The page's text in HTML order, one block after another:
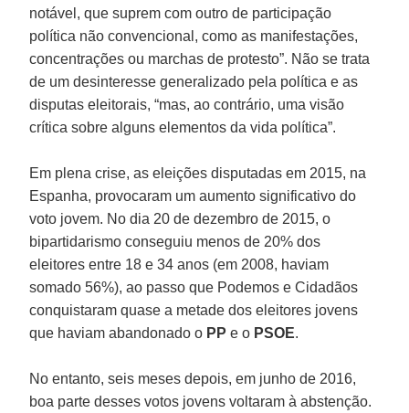
notável, que suprem com outro de participação
política não convencional, como as manifestações,
concentrações ou marchas de protesto”. Não se trata
de um desinteresse generalizado pela política e as
disputas eleitorais, “mas, ao contrário, uma visão
crítica sobre alguns elementos da vida política”.
Em plena crise, as eleições disputadas em 2015, na
Espanha, provocaram um aumento significativo do
voto jovem. No dia 20 de dezembro de 2015, o
bipartidarismo conseguiu menos de 20% dos
eleitores entre 18 e 34 anos (em 2008, haviam
somado 56%), ao passo que Podemos e Cidadãos
conquistaram quase a metade dos eleitores jovens
que haviam abandonado o PP e o PSOE.
No entanto, seis meses depois, em junho de 2016,
boa parte desses votos jovens voltaram à abstenção.